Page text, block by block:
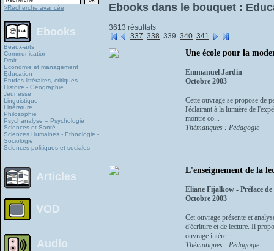
>Recherche avancée
Ebooks
Beaux-arts
Communication
Droit
Economie et management
Education
Études littéraires, critiques
Histoire - Géographie
Jeunesse
Linguistique
Littérature
Philosophie
Psychanalyse – Psychologie
Sciences et Santé
Sciences Humaines - Ethnologie -
Sociologie
Sciences politiques et sociales
Articles
VOD
Audio
Ebooks dans le bouquet :
3613 résultats
337 338 339 340 341
Une école pour la
Emmanuel Jardin
Octobre 2003
Cette ouvrage se propose de
l'éclairant à la lumière de
montre co...
Thématiques : Pédagogie
L'enseignement de la
Eliane Fijalkow - Préface
Octobre 2003
Cet ouvrage présente et
d'écriture et de lecture. Il
ouvrage intére...
Thématiques : Pédagogie